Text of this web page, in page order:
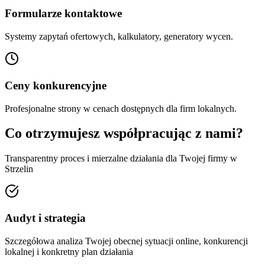
Formularze kontaktowe
Systemy zapytań ofertowych, kalkulatory, generatory wycen.
Ceny konkurencyjne
Profesjonalne strony w cenach dostępnych dla firm lokalnych.
Co otrzymujesz współpracując z nami?
Transparentny proces i mierzalne działania dla Twojej firmy w
Strzelin
Audyt i strategia
Szczegółowa analiza Twojej obecnej sytuacji online, konkurencji
lokalnej i konkretny plan działania